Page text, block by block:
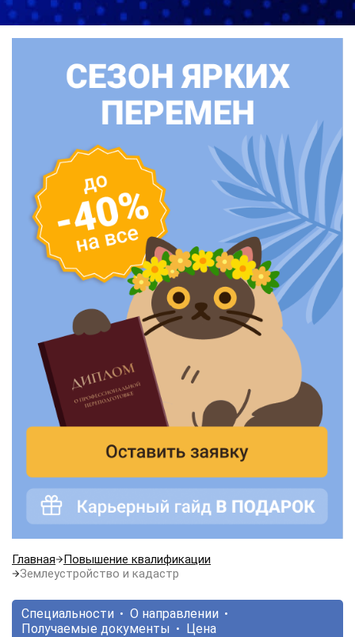
Главная
Повышение квалификации
Землеустройство и кадастр
Специальности
О направлении
Получаемые документы
Цена